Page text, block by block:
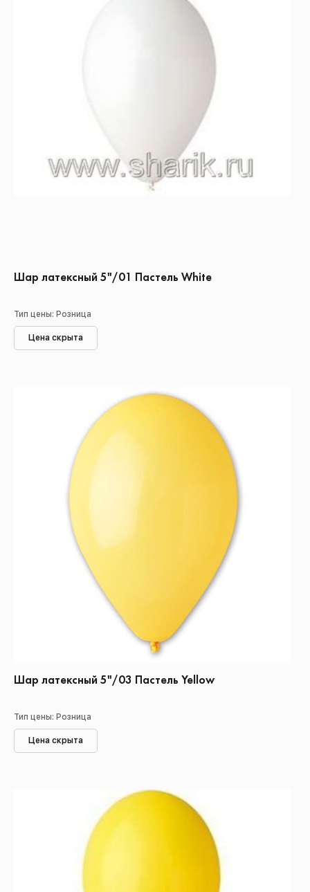
Шар латексный 5"/01 Пастель White
Тип цены: Розница
Цена скрыта
Шар латексный 5"/03 Пастель Yellow
Тип цены: Розница
Цена скрыта